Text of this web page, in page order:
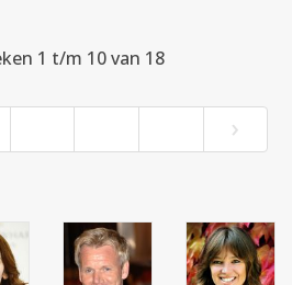
1 t/m 10 van 18
›